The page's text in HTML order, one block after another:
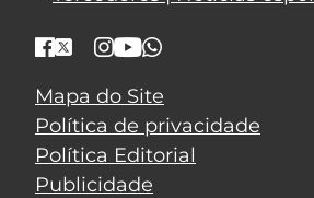
Mapa do Site
Política de privacidade
Política Editorial
Publicidade